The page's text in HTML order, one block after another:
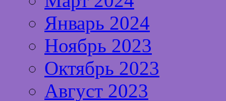
Январь 2024
Ноябрь 2023
Октябрь 2023
Август 2023